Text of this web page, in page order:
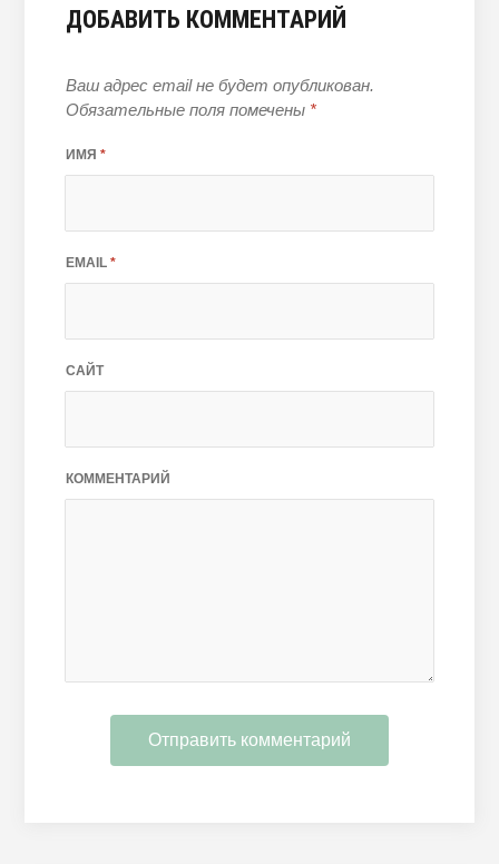
ДОБАВИТЬ КОММЕНТАРИЙ
Ваш адрес email не будет опубликован.
Обязательные поля помечены *
ИМЯ *
EMAIL *
САЙТ
КОММЕНТАРИЙ